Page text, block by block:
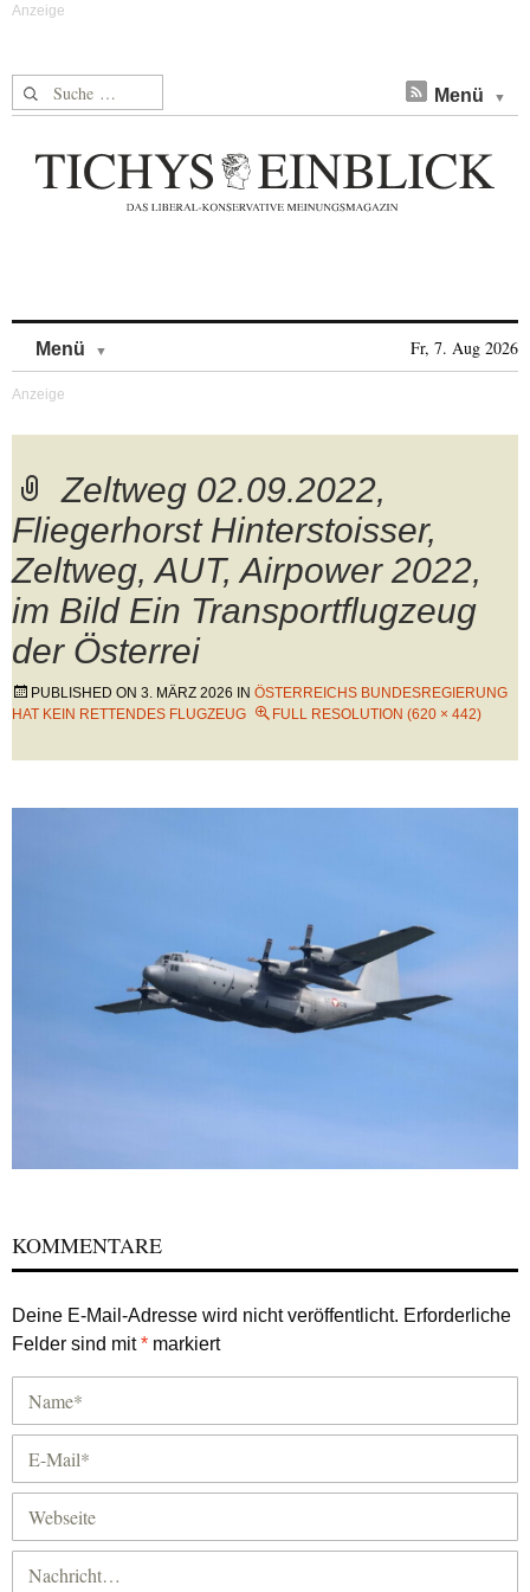
Suche nach: Menü
Menü Fr, 7. Aug 2026
Zeltweg 02.09.2022,
Fliegerhorst Hinterstoisser,
Zeltweg, AUT, Airpower 2022,
im Bild Ein Transportflugzeug
der Österrei
PUBLISHED ON 3. MÄRZ 2026 IN ÖSTERREICHS BUNDESREGIERUNG
HAT KEIN RETTENDES FLUGZEUG
FULL RESOLUTION (620 × 442)
KOMMENTARE
Deine E-Mail-Adresse wird nicht veröffentlicht. Erforderliche
Felder sind mit* markiert